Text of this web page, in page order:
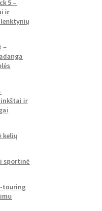
5 –
ir
–
ir
kelių
sportinė
touring